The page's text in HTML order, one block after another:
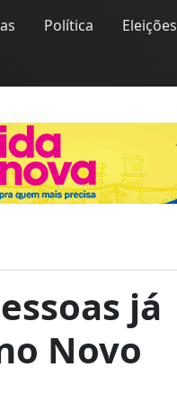
Política Eleições
já
Novo